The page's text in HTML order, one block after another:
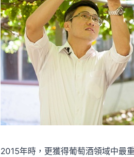
2015年時，更獲得葡萄酒領域中最